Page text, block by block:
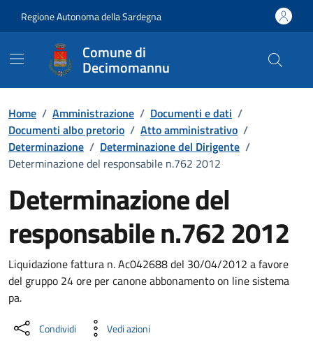
Regione Autonoma della Sardegna
Comune di
Decimomannu
Home / Amministrazione / Documenti e dati /
Documenti albo pretorio / Atto amministrativo /
Determinazione / Determinazione del Dirigente /
Determinazione del responsabile n.762 2012
Determinazione del
responsabile n.762 2012
Dettaglio del documento
Liquidazione fattura n. Ac042688 del 30/04/2012 a favore
del gruppo 24 ore per canone abbonamento on line sistema
pa.
Condividi Vedi azioni